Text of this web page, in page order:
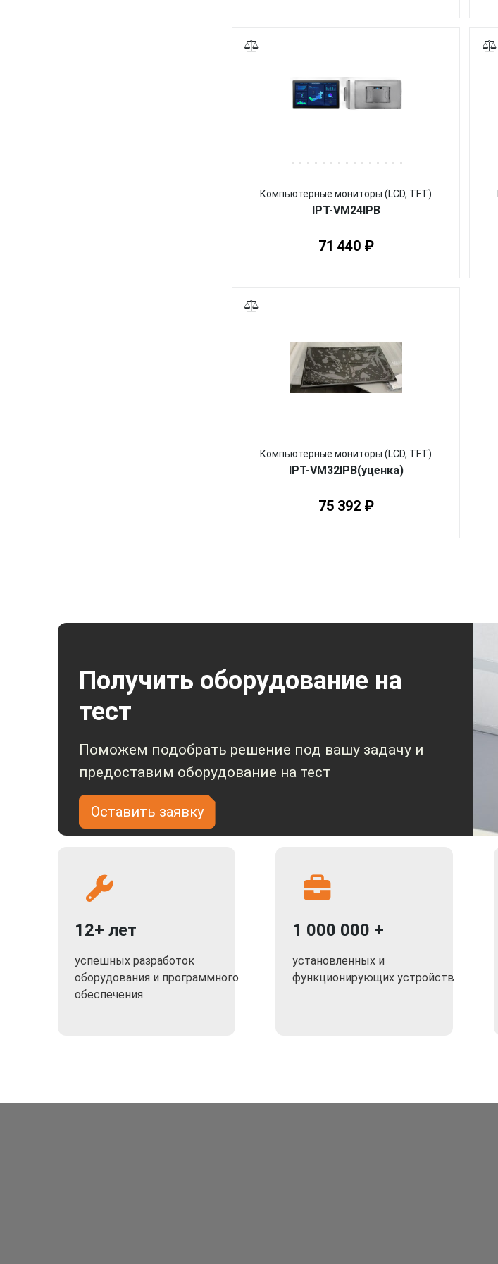
Компьютерные мониторы (LCD, TFT)
IPT-VM24IPB
71 440 ₽
Компьютерные мониторы (LCD, TFT)
IPT-VM32IPB(уценка)
75 392 ₽
Получить оборудование на
тест
Поможем подобрать решение под вашу задачу и
предоставим оборудование на тест
Оставить заявку
12+ лет
успешных разработок
оборудования и программного
обеспечения
1 000 000 +
установленных и
функционирующих устройств